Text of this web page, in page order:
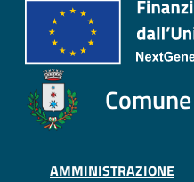
AMMINISTRAZIONE